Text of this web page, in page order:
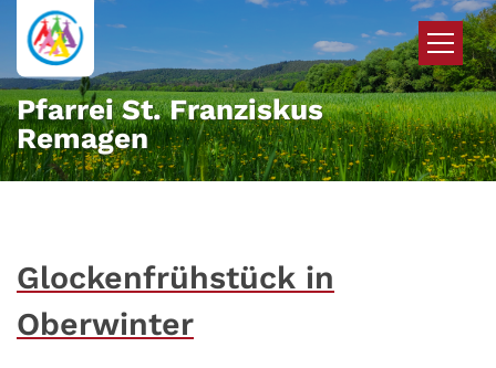
Zum Inhalt springen
Pfarrei St. Franziskus
Remagen
Glockenfrühstück in
Oberwinter